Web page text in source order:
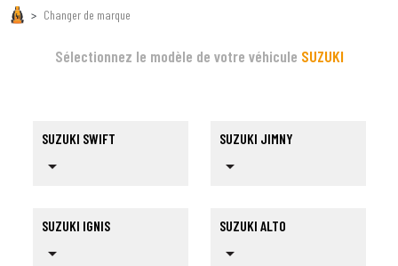
Changer de marque
Sélectionnez le modèle de votre véhicule SUZUKI
SUZUKI SWIFT
arrow_drop_down
SUZUKI JIMNY
arrow_drop_down
SUZUKI IGNIS
arrow_drop_down
SUZUKI ALTO
arrow_drop_down